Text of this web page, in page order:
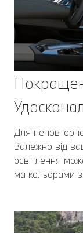
Для
Залежно від
освітлення
ма кольорами